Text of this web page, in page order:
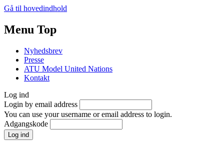
Gå til hovedindhold
Menu Top
Nyhedsbrev
Presse
ATU Model United Nations
Kontakt
Log ind
Login by email address
You can use your username or email address to login.
Adgangskode